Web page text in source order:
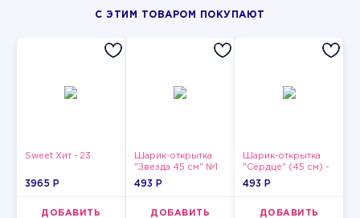
С ЭТИМ ТОВАРОМ ПОКУПАЮТ
Sweet Хит - 23
3965 P
ДОБАВИТЬ
Шарик-открытка
"Звезда 45 см" №1
493 P
ДОБАВИТЬ
Шарик-открытка
"Сердце" (45 см) -
2
493 P
ДОБАВИТЬ